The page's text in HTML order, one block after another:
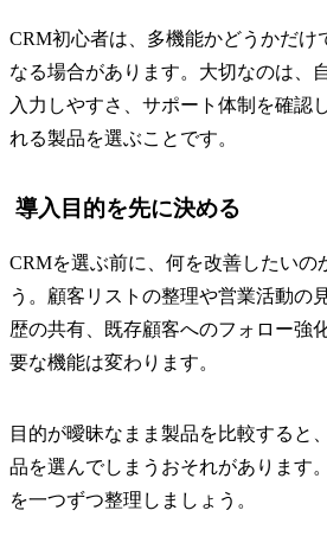
CRM初心者は、多機能かどうかだけ
なる場合があります。大切なのは、
入力しやすさ、サポート体制を確認
れる製品を選ぶことです。
導入目的を先に決める
CRMを選ぶ前に、何を改善したいの
う。顧客リストの整理や営業活動の
歴の共有、既存顧客へのフォロー強
要な機能は変わります。
目的が曖昧なまま製品を比較すると
品を選んでしまうおそれがあります
を一つずつ整理しましょう。